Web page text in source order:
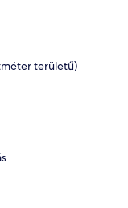
területű)